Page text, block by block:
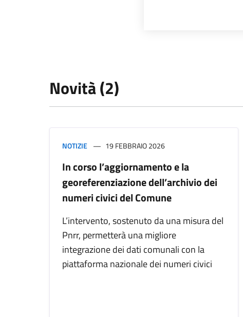
Novità (2)
NOTIZIE 19 FEBBRAIO 2026
In corso l’aggiornamento e la
georeferenziazione dell’archivio dei
numeri civici del Comune
L’intervento, sostenuto da una misura del
Pnrr, permetterà una migliore
integrazione dei dati comunali con la
piattaforma nazionale dei numeri civici